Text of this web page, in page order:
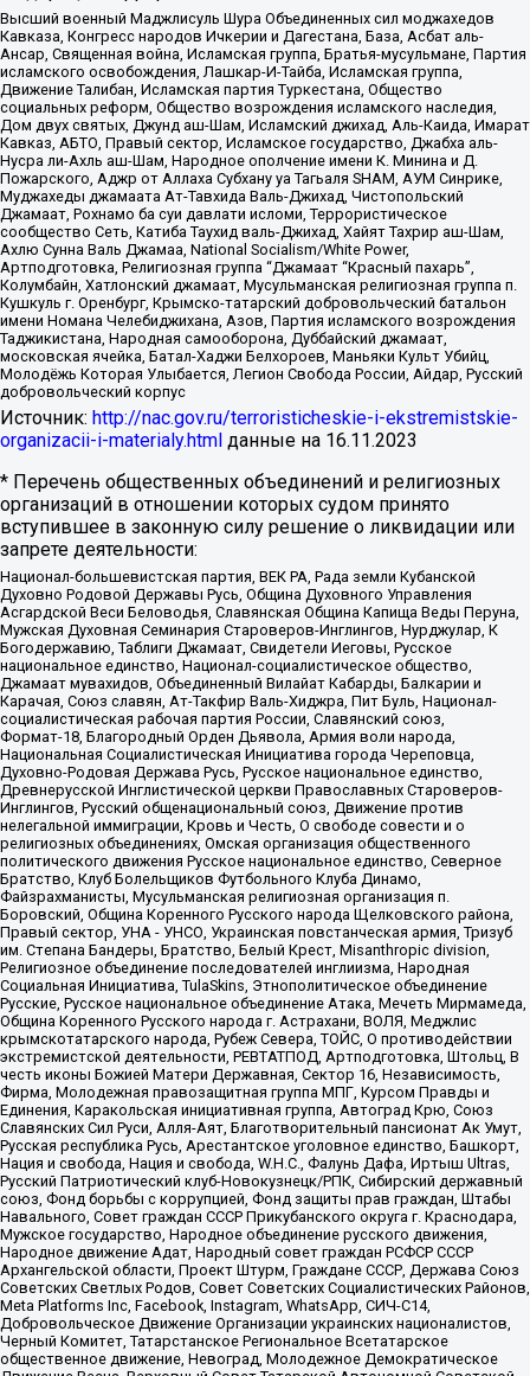
Высший военный Маджлисуль Шура Объединенных сил моджахедов
Кавказа, Конгресс народов Ичкерии и Дагестана, База, Асбат аль-
Ансар, Священная война, Исламская группа, Братья-мусульмане, Партия
исламского освобождения, Лашкар-И-Тайба, Исламская группа,
Движение Талибан, Исламская партия Туркестана, Общество
социальных реформ, Общество возрождения исламского наследия,
Дом двух святых, Джунд аш-Шам, Исламский джихад, Аль-Каида, Имарат
Кавказ, АБТО, Правый сектор, Исламское государство, Джабха аль-
Нусра ли-Ахль аш-Шам, Народное ополчение имени К. Минина и Д.
Пожарского, Аджр от Аллаха Субхану уа Тагьаля SHAM, АУМ Синрике,
Муджахеды джамаата Ат-Тавхида Валь-Джихад, Чистопольский
Джамаат, Рохнамо ба суи давлати исломи, Террористическое
сообщество Сеть, Катиба Таухид валь-Джихад, Хайят Тахрир аш-Шам,
Ахлю Сунна Валь Джамаа, National Socialism/White Power,
Артподготовка, Религиозная группа “Джамаат “Красный пахарь”,
Колумбайн, Хатлонский джамаат, Мусульманская религиозная группа п.
Кушкуль г. Оренбург, Крымско-татарский добровольческий батальон
имени Номана Челебиджихана, Азов, Партия исламского возрождения
Таджикистана, Народная самооборона, Дуббайский джамаат,
московская ячейка, Батал-Хаджи Белхороев, Маньяки Культ Убийц,
Молодёжь Которая Улыбается, Легион Свобода России, Айдар, Русский
добровольческий корпус
Источник: http://nac.gov.ru/terroristicheskie-i-ekstremistskie-
organizacii-i-materialy.html данные на 16.11.2023
* Перечень общественных объединений и религиозных
организаций в отношении которых судом принято
вступившее в законную силу решение о ликвидации или
запрете деятельности:
Национал-большевистская партия, ВЕК РА, Рада земли Кубанской
Духовно Родовой Державы Русь, Община Духовного Управления
Асгардской Веси Беловодья, Славянская Община Капища Веды Перуна,
Мужская Духовная Семинария Староверов-Инглингов, Нурджулар, К
Богодержавию, Таблиги Джамаат, Свидетели Иеговы, Русское
национальное единство, Национал-социалистическое общество,
Джамаат мувахидов, Объединенный Вилайат Кабарды, Балкарии и
Карачая, Союз славян, Ат-Такфир Валь-Хиджра, Пит Буль, Национал-
социалистическая рабочая партия России, Славянский союз,
Формат-18, Благородный Орден Дьявола, Армия воли народа,
Национальная Социалистическая Инициатива города Череповца,
Духовно-Родовая Держава Русь, Русское национальное единство,
Древнерусской Инглистической церкви Православных Староверов-
Инглингов, Русский общенациональный союз, Движение против
нелегальной иммиграции, Кровь и Честь, О свободе совести и о
религиозных объединениях, Омская организация общественного
политического движения Русское национальное единство, Северное
Братство, Клуб Болельщиков Футбольного Клуба Динамо,
Файзрахманисты, Мусульманская религиозная организация п.
Боровский, Община Коренного Русского народа Щелковского района,
Правый сектор, УНА - УНСО, Украинская повстанческая армия, Тризуб
им. Степана Бандеры, Братство, Белый Крест, Misanthropic division,
Религиозное объединение последователей инглиизма, Народная
Социальная Инициатива, TulaSkins, Этнополитическое объединение
Русские, Русское национальное объединение Атака, Мечеть Мирмамеда,
Община Коренного Русского народа г. Астрахани, ВОЛЯ, Меджлис
крымскотатарского народа, Рубеж Севера, ТОЙС, О противодействии
экстремистской деятельности, РЕВТАТПОД, Артподготовка, Штольц, В
честь иконы Божией Матери Державная, Сектор 16, Независимость,
Фирма, Молодежная правозащитная группа МПГ, Курсом Правды и
Единения, Каракольская инициативная группа, Автоград Крю, Союз
Славянских Сил Руси, Алля-Аят, Благотворительный пансионат Ак Умут,
Русская республика Русь, Арестантское уголовное единство, Башкорт,
Нация и свобода, Нация и свобода, W.H.С., Фалунь Дафа, Иртыш Ultras,
Русский Патриотический клуб-Новокузнецк/РПК, Сибирский державный
союз, Фонд борьбы с коррупцией, Фонд защиты прав граждан, Штабы
Навального, Совет граждан СССР Прикубанского округа г. Краснодара,
Мужское государство, Народное объединение русского движения,
Народное движение Адат, Народный совет граждан РСФСР СССР
Архангельской области, Проект Штурм, Граждане СССР, Держава Союз
Советских Светлых Родов, Совет Советских Социалистических Районов,
Meta Platforms Inc, Facebook, Instagram, WhatsApp, СИЧ-С14,
Добровольческое Движение Организации украинских националистов,
Черный Комитет, Татарстанское Региональное Всетатарское
общественное движение, Невоград, Молодежное Демократическое